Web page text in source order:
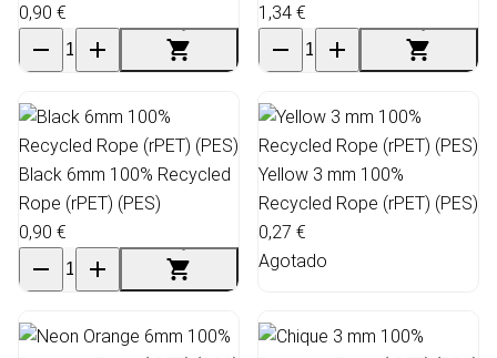
0,90 €
1,34 €
Black 6mm 100% Recycled
Rope (rPET) (PES)
0,90 €
Yellow 3 mm 100%
Recycled Rope (rPET) (PES)
0,27 €
Agotado